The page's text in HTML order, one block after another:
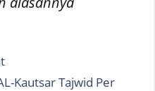
Kautsar Tajwid Per